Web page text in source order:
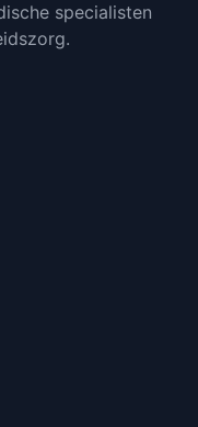
specialisten